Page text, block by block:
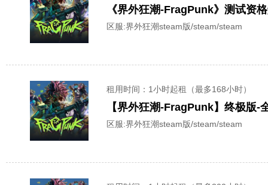
《界外狂潮-FragPunk》测试资
区服:界外狂潮steam版/steam/steam
租用时间 ：1小时起租（最多168小时）
【界外狂潮-FragPunk】终极版-
区服:界外狂潮steam版/steam/steam